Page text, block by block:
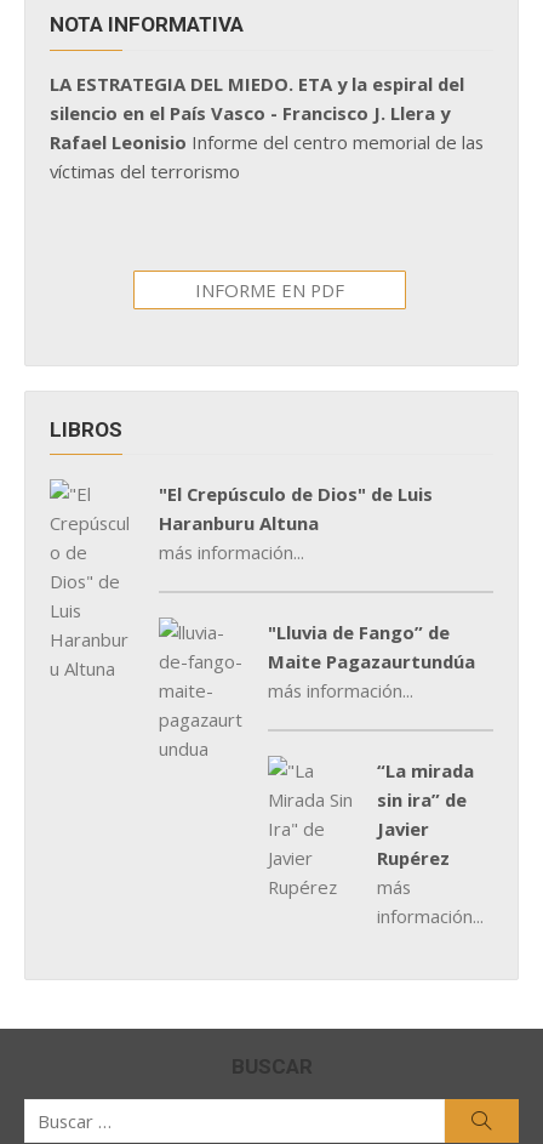
NOTA INFORMATIVA
LA ESTRATEGIA DEL MIEDO. ETA y la espiral del
silencio en el País Vasco - Francisco J. Llera y
Rafael Leonisio Informe del centro memorial de las
víctimas del terrorismo
INFORME EN PDF
LIBROS
"El Crepúsculo de Dios" de Luis
Haranburu Altuna
más información...
"Lluvia de Fango” de
Maite Pagazaurtundúa
más información...
“La mirada
sin ira” de
Javier
Rupérez
más
información...
BUSCAR